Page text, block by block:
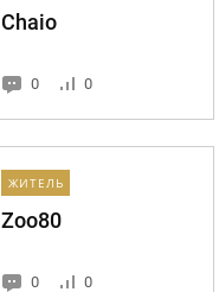
Chaio
0 0
ЖИТЕЛЬ
Zoo80
0 0